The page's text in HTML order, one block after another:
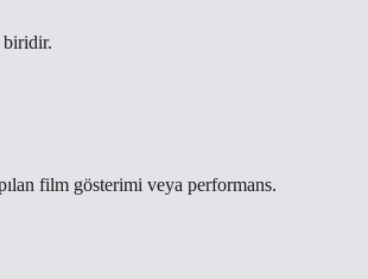
biridir.
film gösterimi veya performans.